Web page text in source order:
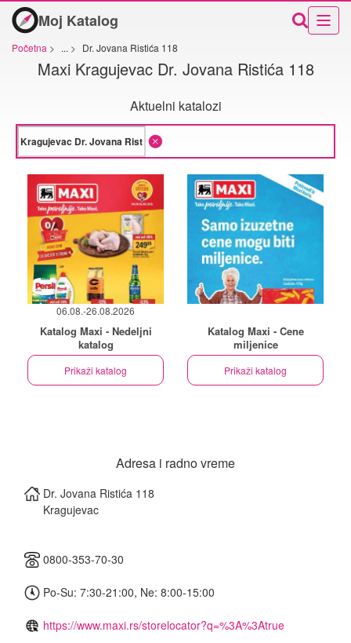
Moj Katalog
Početna > ... > Dr. Jovana Ristića 118
Maxi Kragujevac Dr. Jovana Ristića 118
Aktuelni katalozi
06.08.-26.08.2026
Katalog Maxi - Nedeljni
katalog
Prikaži katalog
Katalog Maxi - Cene
miljenice
Prikaži katalog
Adresa i radno vreme
Dr. Jovana Ristića 118
Kragujevac
0800-353-70-30
Po-Su: 7:30-21:00, Ne: 8:00-15:00
https://www.maxi.rs/storelocator?q=%3A%3Atrue